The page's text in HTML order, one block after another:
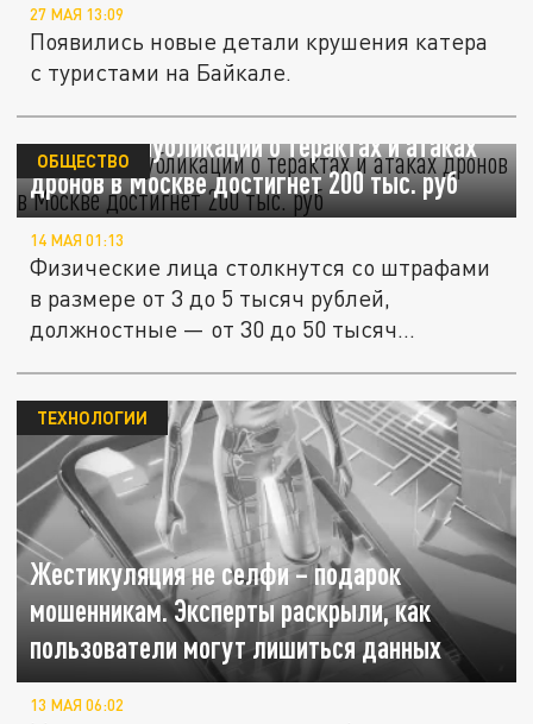
27 МАЯ 13:09
Появились новые детали крушения катера
с туристами на Байкале.
Штраф за публикации о терактах и атаках
дронов в Москве достигнет 200 тыс. руб
ОБЩЕСТВО
14 МАЯ 01:13
Физические лица столкнутся со штрафами
в размере от 3 до 5 тысяч рублей,
должностные — от 30 до 50 тысяч...
Жестикуляция не селфи – подарок
мошенникам. Эксперты раскрыли, как
пользователи могут лишиться данных
ТЕХНОЛОГИИ
13 МАЯ 06:02